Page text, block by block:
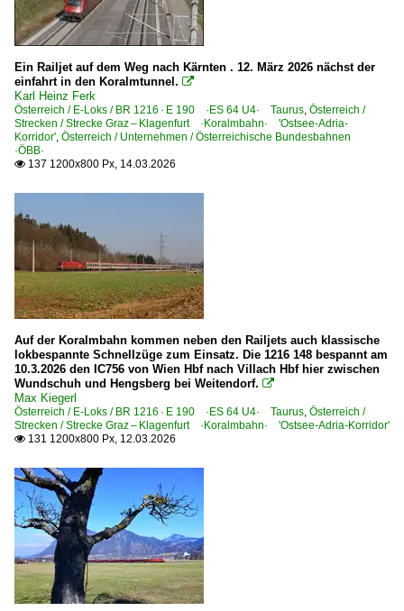
Eisenbahnbrücken
BR 2016 ·ER20· Hercules
BR 2143
BR 1044
BR 1064
BR 1116 ·ES 64 U2· Taurus
BR 1116 ·ES 64 U2· Taurus railjet
BR 1116 ·ES 64 U2· Taurus Werbeloks
BR 1141 Private
BR 1142
BR 1144
BR 1163
BR 1216 · E 190 ·ES 64 U4· Taurus railjet
BR 1216.9 ·ES 64 U4· Private
BR 1293 ·Vectron MS·
Elektrotriebzüge
BR 4020 · 6020
Ein Railjet auf dem Weg nach Kärnten . 12. März 2026 nächst der
einfahrt in den Koralmtunnel. 
Karl Heinz Ferk
Österreich / E-Loks / BR 1216 · E 190 ·ES 64 U4· Taurus, Österreich /
Strecken / Strecke Graz – Klagenfurt ·Koralmbahn· 'Ostsee-Adria-
Korridor', Österreich / Unternehmen / Österreichische Bundesbahnen
·ÖBB·
 137 1200x800 Px, 14.03.2026
Auf der Koralmbahn kommen neben den Railjets auch klassische
lokbespannte Schnellzüge zum Einsatz. Die 1216 148 bespannt am
10.3.2026 den IC756 von Wien Hbf nach Villach Hbf hier zwischen
Wundschuh und Hengsberg bei Weitendorf. 
Max Kiegerl
Österreich / E-Loks / BR 1216 · E 190 ·ES 64 U4· Taurus, Österreich /
Strecken / Strecke Graz – Klagenfurt ·Koralmbahn· 'Ostsee-Adria-Korridor'
 131 1200x800 Px, 12.03.2026